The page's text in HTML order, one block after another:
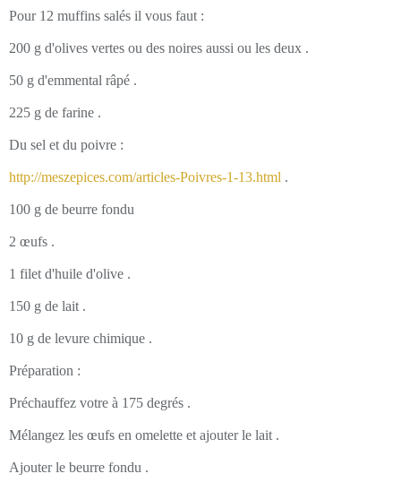
Pour 12 muffins salés il vous faut :
200 g d'olives vertes ou des noires aussi ou les deux .
50 g d'emmental râpé .
225 g de farine .
Du sel et du poivre :
http://meszepices.com/articles-Poivres-1-13.html .
100 g de beurre fondu
2 œufs .
1 filet d'huile d'olive .
150 g de lait .
10 g de levure chimique .
Préparation :
Préchauffez votre à 175 degrés .
Mélangez les œufs en omelette et ajouter le lait .
Ajouter le beurre fondu .